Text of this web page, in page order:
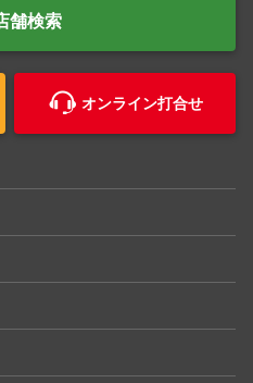
舗検索
オンライン打合せ